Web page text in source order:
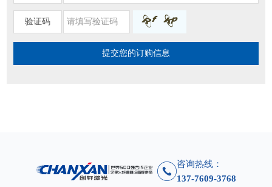
验证码
咨询热线：
137-7609-3768